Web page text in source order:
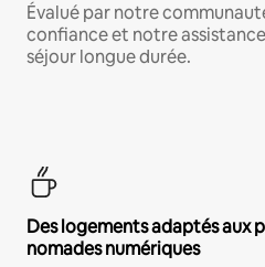
Évalué par notre
confiance et notre
séjour longue durée.
Des logements adaptés aux
nomades numériques